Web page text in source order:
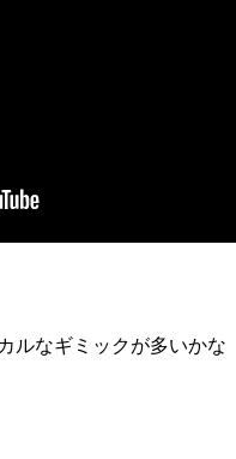
ルなギミックが多いかな